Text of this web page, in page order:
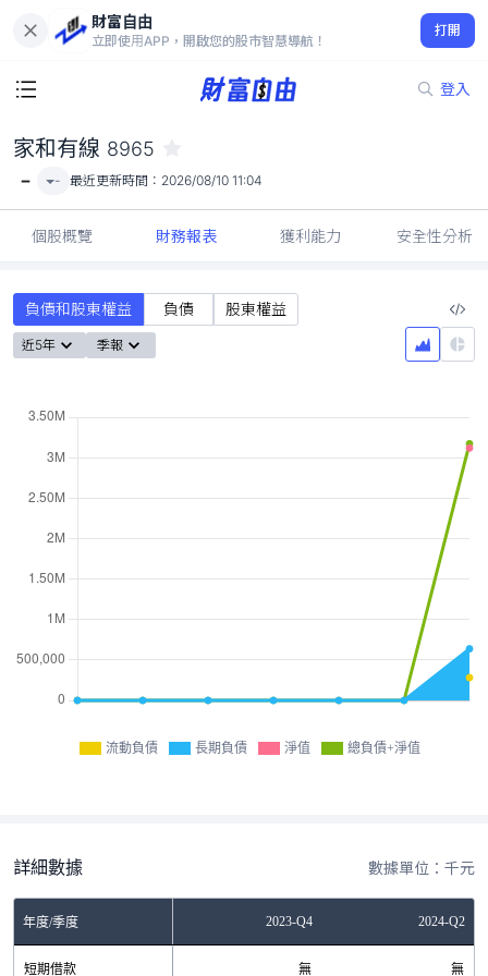
財富自由
立即使用APP，開啟您的股市智慧導航！
打開
登入
-
家和有線 8965
- - 最近更新時間： 2026/08/10 11:04
個股概覽 財務報表 獲利能力 安全性分析
負債和股東權益 負債 股東權益
近5年 季報
流動負債 長期負債 淨值 總負債+淨值
詳細數據 數據單位：千元
年度/季度 2023-Q4 2024-Q2
短期借款 無 無